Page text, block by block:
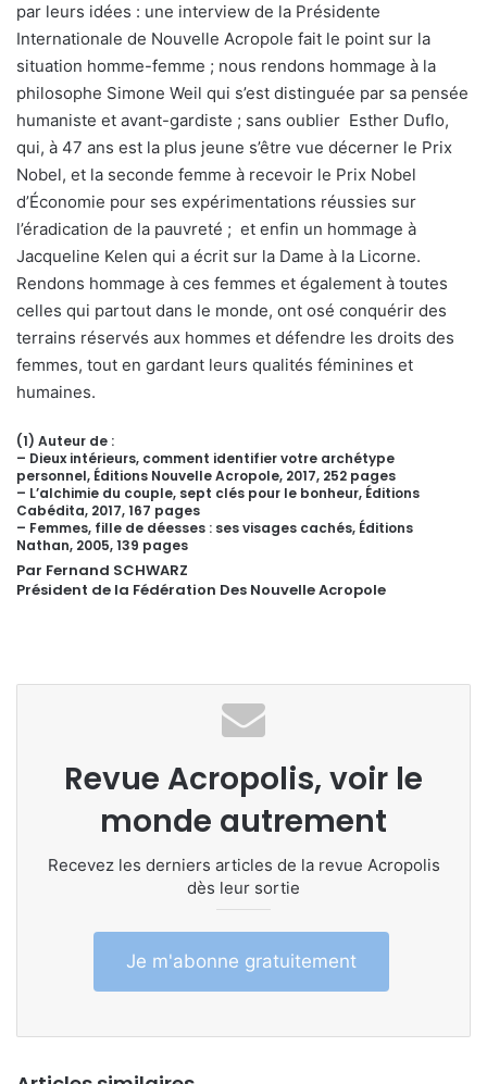
par leurs idées : une interview de la Présidente
Internationale de Nouvelle Acropole fait le point sur la
situation homme-femme ; nous rendons hommage à la
philosophe Simone Weil qui s’est distinguée par sa pensée
humaniste et avant-gardiste ; sans oublier Esther Duflo,
qui, à 47 ans est la plus jeune s’être vue décerner le Prix
Nobel, et la seconde femme à recevoir le Prix Nobel
d’Économie pour ses expérimentations réussies sur
l’éradication de la pauvreté ; et enfin un hommage à
Jacqueline Kelen qui a écrit sur la Dame à la Licorne.
Rendons hommage à ces femmes et également à toutes
celles qui partout dans le monde, ont osé conquérir des
terrains réservés aux hommes et défendre les droits des
femmes, tout en gardant leurs qualités féminines et
humaines.
(1) Auteur de :
– Dieux intérieurs, comment identifier votre archétype
personnel, Éditions Nouvelle Acropole, 2017, 252 pages
– L’alchimie du couple, sept clés pour le bonheur, Éditions
Cabédita, 2017, 167 pages
– Femmes, fille de déesses : ses visages cachés, Éditions
Nathan, 2005, 139 pages
Par Fernand SCHWARZ
Président de la Fédération Des Nouvelle Acropole
Revue Acropolis, voir le
monde autrement
Recevez les derniers articles de la revue Acropolis
dès leur sortie
Je m'abonne gratuitement